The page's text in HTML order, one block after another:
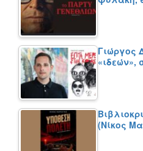
Γιώργος
«ιδεών»,
(Νίκος